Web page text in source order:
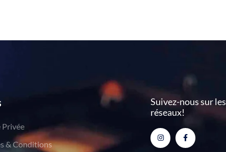
Privée
& Conditions
Suivez-nous sur les
réseaux!
InstagramFacebook-
f